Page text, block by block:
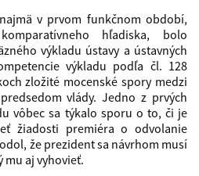
v prvom funkčnom období,
hľadiska, bolo
výkladu ústavy a ústavných
výkladu podľa čl. 128
zložité mocenské spory medzi
vlády. Jedno z prvých
vôbec sa týkalo sporu o to, či je
žiadosti premiéra o odvolanie
že prezident sa návrhom musí
mu aj vyhovieť.